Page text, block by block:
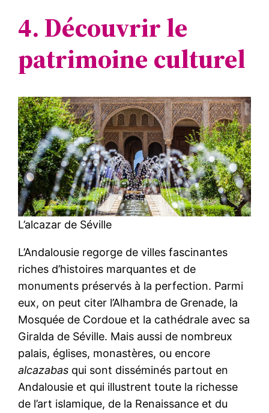
4. Découvrir le
patrimoine culturel
L’alcazar de Séville
L’Andalousie regorge de villes fascinantes
riches d’histoires marquantes et de
monuments préservés à la perfection. Parmi
eux, on peut citer l’Alhambra de Grenade, la
Mosquée de Cordoue et la cathédrale avec sa
Giralda de Séville. Mais aussi de nombreux
palais, églises, monastères, ou encore
alcazabas qui sont disséminés partout en
Andalousie et qui illustrent toute la richesse
de l’art islamique, de la Renaissance et du